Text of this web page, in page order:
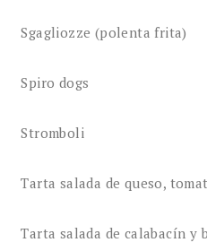
Sgagliozze (polenta frita)
Spiro dogs
Stromboli
Tarta salada de queso,
Tarta salada de calabacín y